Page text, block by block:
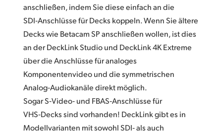
United States
anschließen, indem Sie diese einfach an die
SDI‑Anschlüsse für Decks koppeln. Wenn Sie ältere
Decks wie Betacam SP anschließen wollen, ist dies
an der DeckLink Studio und DeckLink 4K Extreme
über die Anschlüsse für analoges
Komponentenvideo und die symmetrischen
Analog‑Audiokanäle direkt möglich.
Sogar S‑Video‑ und FBAS‑Anschlüsse für
VHS‑Decks sind vorhanden! DeckLink gibt es in
Modellvarianten mit sowohl SDI‑ als auch